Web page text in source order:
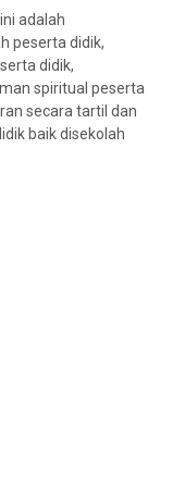
adalah
peserta didik,
didik,
spiritual peserta
secara tartil dan
baik disekolah